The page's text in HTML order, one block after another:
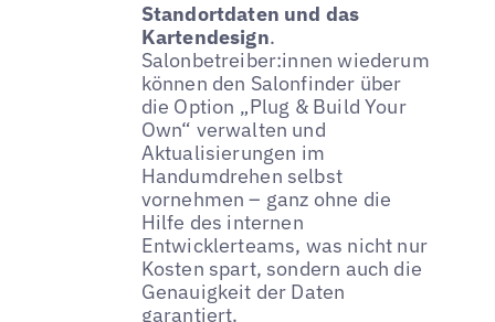
Standortdaten und das
Kartendesign.
Salonbetreiber:innen wiederum
können den Salonfinder über
die Option „Plug & Build Your
Own“ verwalten und
Aktualisierungen im
Handumdrehen selbst
vornehmen – ganz ohne die
Hilfe des internen
Entwicklerteams, was nicht nur
Kosten spart, sondern auch die
Genauigkeit der Daten
garantiert.